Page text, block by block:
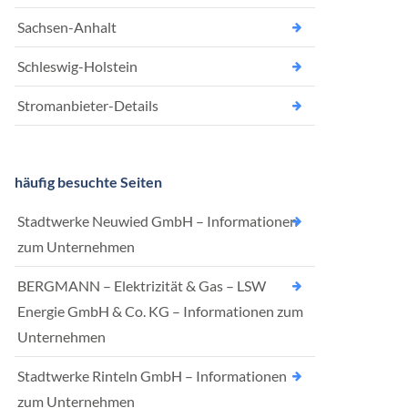
Sachsen-Anhalt
Schleswig-Holstein
Stromanbieter-Details
häufig besuchte Seiten
Stadtwerke Neuwied GmbH – Informationen
zum Unternehmen
BERGMANN – Elektrizität & Gas – LSW
Energie GmbH & Co. KG – Informationen zum
Unternehmen
Stadtwerke Rinteln GmbH – Informationen
zum Unternehmen